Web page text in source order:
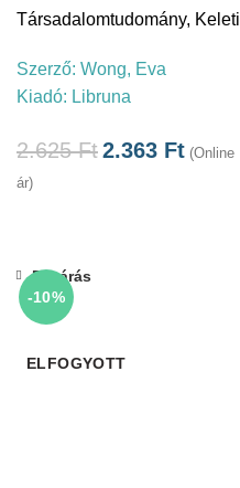
Társadalomtudomány, Keleti
Szerző: Wong, Eva
Kiadó: Libruna
2.625Ft2.363 Ft (Online
ár)
-10%
ELFOGYOTT
Bezárás